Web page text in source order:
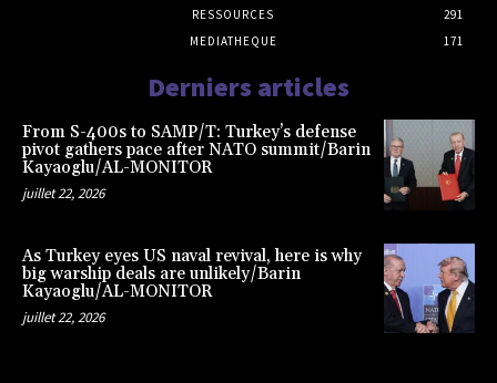
RESSOURCES
291
MEDIATHEQUE
171
Derniers articles
From S-400s to SAMP/T: Turkey’s defense
pivot gathers pace after NATO summit/Barin
Kayaoglu/AL-MONITOR
juillet 22, 2026
As Turkey eyes US naval revival, here is why
big warship deals are unlikely/Barin
Kayaoglu/AL-MONITOR
juillet 22, 2026